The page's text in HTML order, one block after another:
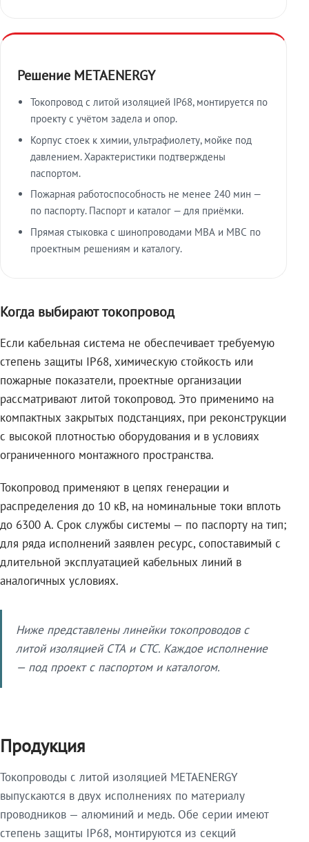
Решение METAENERGY
Токопровод с литой изоляцией IP68, монтируется по
проекту с учётом задела и опор.
Корпус стоек к химии, ультрафиолету, мойке под
давлением. Характеристики подтверждены
паспортом.
Пожарная работоспособность не менее 240 мин —
по паспорту. Паспорт и каталог — для приёмки.
Прямая стыковка с шинопроводами МВА и МВС по
проектным решениям и каталогу.
Когда выбирают токопровод
Если кабельная система не обеспечивает требуемую
степень защиты IP68, химическую стойкость или
пожарные показатели, проектные организации
рассматривают литой токопровод. Это применимо на
компактных закрытых подстанциях, при реконструкции
с высокой плотностью оборудования и в условиях
ограниченного монтажного пространства.
Токопровод применяют в цепях генерации и
распределения до 10 кВ, на номинальные токи вплоть
до 6300 А. Срок службы системы — по паспорту на тип;
для ряда исполнений заявлен ресурс, сопоставимый с
длительной эксплуатацией кабельных линий в
аналогичных условиях.
Ниже представлены линейки токопроводов с
литой изоляцией СТА и СТС. Каждое исполнение
— под проект с паспортом и каталогом.
Продукция
Токопроводы с литой изоляцией METAENERGY
выпускаются в двух исполнениях по материалу
проводников — алюминий и медь. Обе серии имеют
степень защиты IP68, монтируются из секций